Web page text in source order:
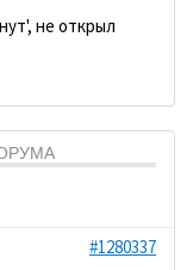
не открыл
#1280337